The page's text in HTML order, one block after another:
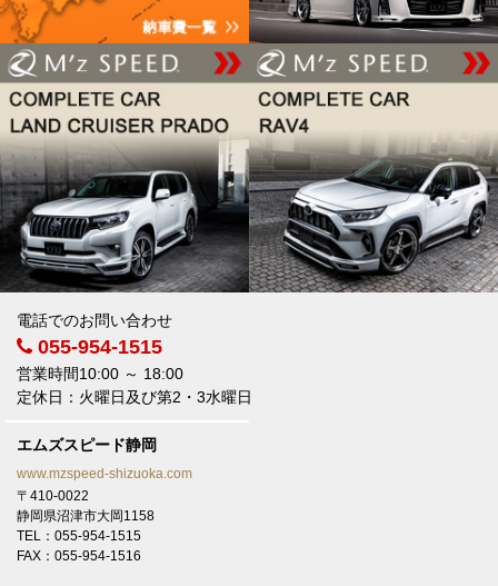
電話でのお問い合わせ
055-954-1515
営業時間10:00 ～ 18:00
定休日：火曜日及び第2・3水曜日
エムズスピード静岡
www.mzspeed-shizuoka.com
〒410-0022
静岡県沼津市大岡1158
TEL：055-954-1515
FAX：055-954-1516